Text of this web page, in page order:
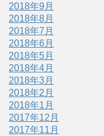
2018年9月
2018年8月
2018年7月
2018年6月
2018年5月
2018年4月
2018年3月
2018年2月
2018年1月
2017年12月
2017年11月